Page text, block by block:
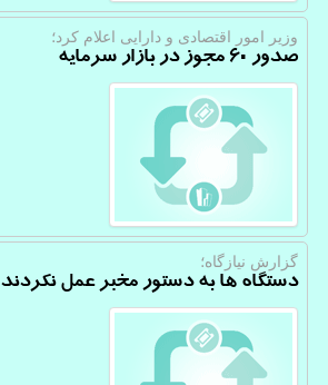
وزیر امور اقتصادی و دارایی اعلام كرد؛
صدور ۶۰ مجوز در بازار سرمایه
گزارش نیازگاه؛
دستگاه ها به دستور مخبر عمل نکردند